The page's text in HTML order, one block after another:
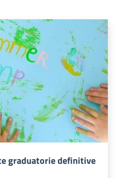
graduatorie definitive